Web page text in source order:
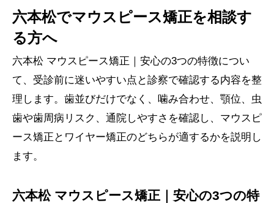
六本松でマウスピース矯正を相談す
る方へ
六本松 マウスピース矯正｜安心の3つの特徴につい
て、受診前に迷いやすい点と診察で確認する内容を整
理します。歯並びだけでなく、噛み合わせ、顎位、虫
歯や歯周病リスク、通院しやすさを確認し、マウスピ
ース矯正とワイヤー矯正のどちらが適するかを説明し
ます。
六本松 マウスピース矯正｜安心の3つの特